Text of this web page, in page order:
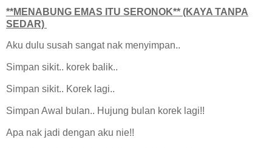
**MENABUNG EMAS ITU SERONOK** (KAYA TANPA
SEDAR)
Aku dulu susah sangat nak menyimpan..
Simpan sikit.. korek balik..
Simpan sikit.. Korek lagi..
Simpan Awal bulan.. Hujung bulan korek lagi!!
Apa nak jadi dengan aku nie!!